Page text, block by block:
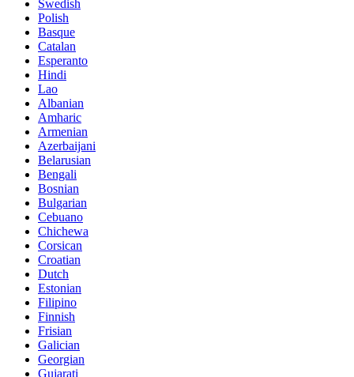
Swedish
Polish
Basque
Catalan
Esperanto
Hindi
Lao
Albanian
Amharic
Armenian
Azerbaijani
Belarusian
Bengali
Bosnian
Bulgarian
Cebuano
Chichewa
Corsican
Croatian
Dutch
Estonian
Filipino
Finnish
Frisian
Galician
Georgian
Gujarati